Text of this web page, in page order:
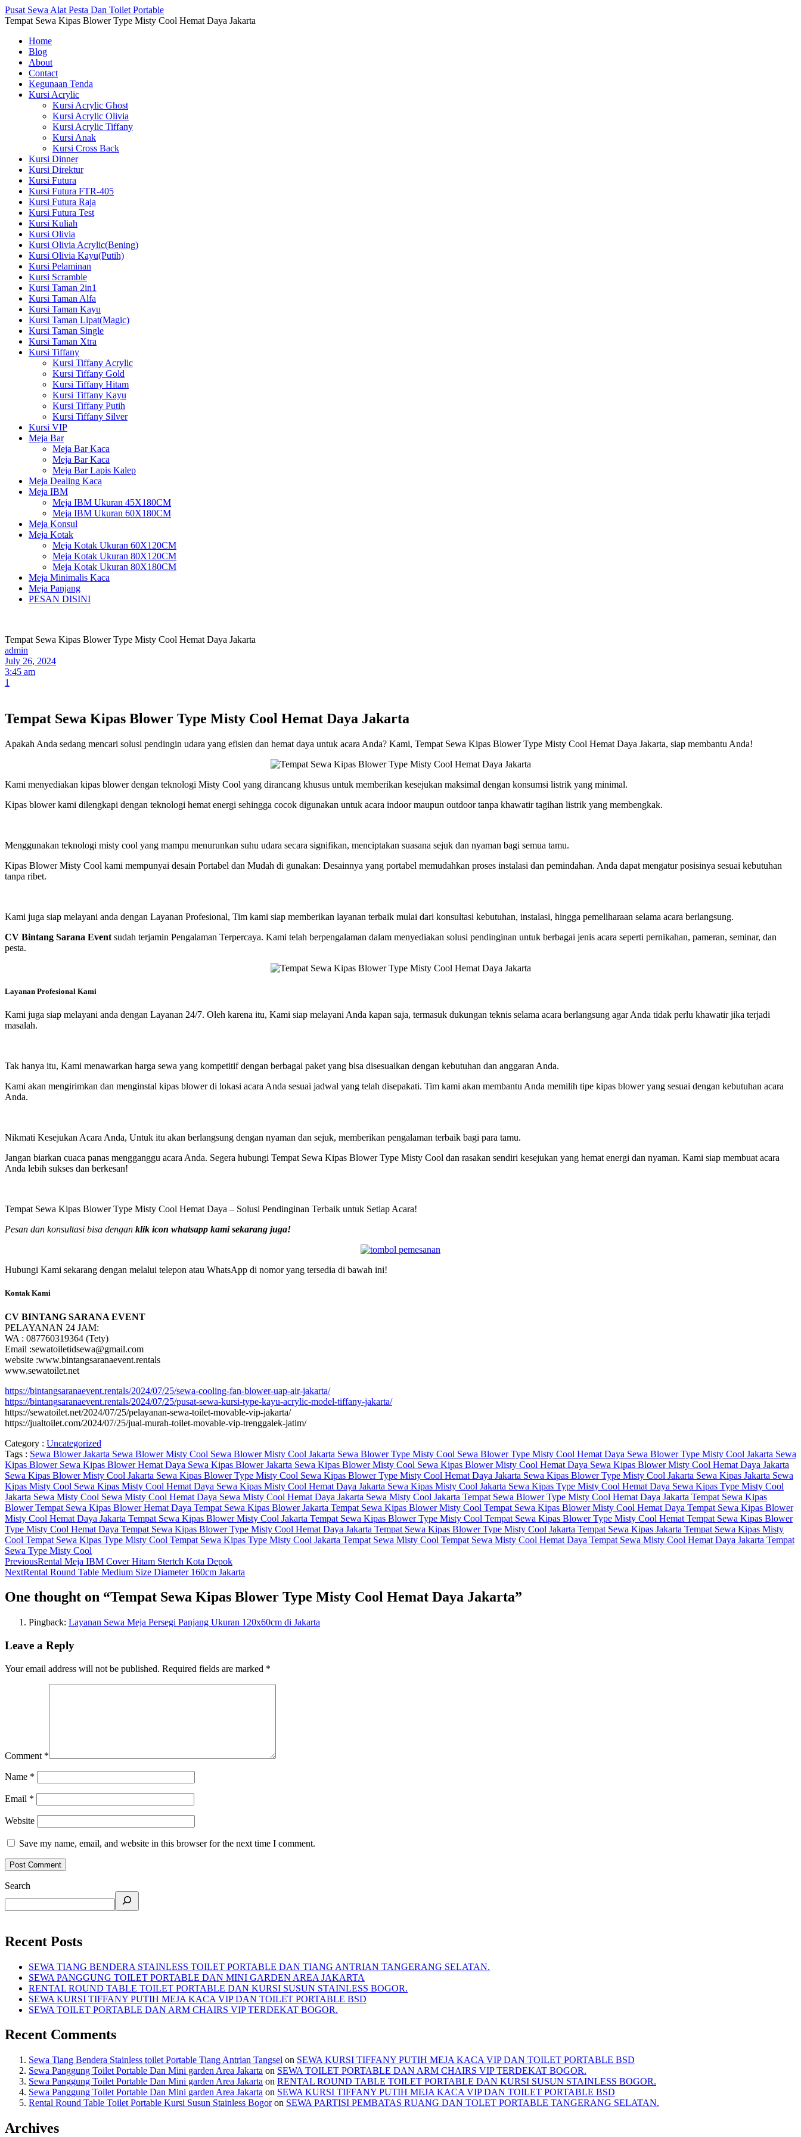
Pusat Sewa Alat Pesta Dan Toilet Portable
Tempat Sewa Kipas Blower Type Misty Cool Hemat Daya Jakarta
Home
Blog
About
Contact
Kegunaan Tenda
Kursi Acrylic
Kursi Acrylic Ghost
Kursi Acrylic Olivia
Kursi Acrylic Tiffany
Kursi Anak
Kursi Cross Back
Kursi Dinner
Kursi Direktur
Kursi Futura
Kursi Futura FTR-405
Kursi Futura Raja
Kursi Futura Test
Kursi Kuliah
Kursi Olivia
Kursi Olivia Acrylic(Bening)
Kursi Olivia Kayu(Putih)
Kursi Pelaminan
Kursi Scramble
Kursi Taman 2in1
Kursi Taman Alfa
Kursi Taman Kayu
Kursi Taman Lipat(Magic)
Kursi Taman Single
Kursi Taman Xtra
Kursi Tiffany
Kursi Tiffany Acrylic
Kursi Tiffany Gold
Kursi Tiffany Hitam
Kursi Tiffany Kayu
Kursi Tiffany Putih
Kursi Tiffany Silver
Kursi VIP
Meja Bar
Meja Bar Kaca
Meja Bar Kaca
Meja Bar Lapis Kalep
Meja Dealing Kaca
Meja IBM
Meja IBM Ukuran 45X180CM
Meja IBM Ukuran 60X180CM
Meja Konsul
Meja Kotak
Meja Kotak Ukuran 60X120CM
Meja Kotak Ukuran 80X120CM
Meja Kotak Ukuran 80X180CM
Meja Minimalis Kaca
Meja Panjang
PESAN DISINI
Tempat Sewa Kipas Blower Type Misty Cool Hemat Daya Jakarta
admin
July 26, 2024
3:45 am
1
Tempat Sewa Kipas Blower Type Misty Cool Hemat Daya Jakarta
Apakah Anda sedang mencari solusi pendingin udara yang efisien dan hemat daya untuk acara Anda? Kami, Tempat Sewa Kipas Blower Type Misty Cool Hemat Daya Jakarta, siap membantu Anda!
Kami menyediakan kipas blower dengan teknologi Misty Cool yang dirancang khusus untuk memberikan kesejukan maksimal dengan konsumsi listrik yang minimal.
Kipas blower kami dilengkapi dengan teknologi hemat energi sehingga cocok digunakan untuk acara indoor maupun outdoor tanpa khawatir tagihan listrik yang membengkak.
Menggunakan teknologi misty cool yang mampu menurunkan suhu udara secara signifikan, menciptakan suasana sejuk dan nyaman bagi semua tamu.
Kipas Blower Misty Cool kami mempunyai desain Portabel dan Mudah di gunakan: Desainnya yang portabel memudahkan proses instalasi dan pemindahan. Anda dapat mengatur posisinya sesuai kebutuhan
tanpa ribet.
Kami juga siap melayani anda dengan Layanan Profesional, Tim kami siap memberikan layanan terbaik mulai dari konsultasi kebutuhan, instalasi, hingga pemeliharaan selama acara berlangsung.
CV Bintang Sarana Event sudah terjamin Pengalaman Terpercaya. Kami telah berpengalaman dalam menyediakan solusi pendinginan untuk berbagai jenis acara seperti pernikahan, pameran, seminar, dan
pesta.
Layanan Profesional Kami
Kami juga siap melayani anda dengan Layanan 24/7. Oleh karena itu, Kami siap melayani Anda kapan saja, termasuk dukungan teknis selama acara berlangsung agar Anda tidak perlu khawatir jika terjadi
masalah.
Tak hanya itu, Kami menawarkan harga sewa yang kompetitif dengan berbagai paket yang bisa disesuaikan dengan kebutuhan dan anggaran Anda.
Kami akan mengirimkan dan menginstal kipas blower di lokasi acara Anda sesuai jadwal yang telah disepakati. Tim kami akan membantu Anda memilih tipe kipas blower yang sesuai dengan kebutuhan acara
Anda.
Nikmati Kesejukan Acara Anda, Untuk itu akan berlangsung dengan nyaman dan sejuk, memberikan pengalaman terbaik bagi para tamu.
Jangan biarkan cuaca panas mengganggu acara Anda. Segera hubungi Tempat Sewa Kipas Blower Type Misty Cool dan rasakan sendiri kesejukan yang hemat energi dan nyaman. Kami siap membuat acara
Anda lebih sukses dan berkesan!
Tempat Sewa Kipas Blower Type Misty Cool Hemat Daya – Solusi Pendinginan Terbaik untuk Setiap Acara!
Pesan dan konsultasi bisa dengan klik icon whatsapp kami sekarang juga!
Hubungi Kami sekarang dengan melalui telepon atau WhatsApp di nomor yang tersedia di bawah ini!
Kontak Kami
CV BINTANG SARANA EVENT
PELAYANAN 24 JAM:
WA : 087760319364 (Tety)
Email :sewatoiletidsewa@gmail.com
website :www.bintangsaranaevent.rentals
www.sewatoilet.net
https://bintangsaranaevent.rentals/2024/07/25/sewa-cooling-fan-blower-uap-air-jakarta/
https://bintangsaranaevent.rentals/2024/07/25/pusat-sewa-kursi-type-kayu-acrylic-model-tiffany-jakarta/
https://sewatoilet.net/2024/07/25/pelayanan-sewa-toilet-movable-vip-jakarta/
https://jualtoilet.com/2024/07/25/jual-murah-toilet-movable-vip-trenggalek-jatim/
Category : Uncategorized
Tags : Sewa Blower Jakarta Sewa Blower Misty Cool Sewa Blower Misty Cool Jakarta Sewa Blower Type Misty Cool Sewa Blower Type Misty Cool Hemat Daya Sewa Blower Type Misty Cool Jakarta Sewa
Kipas Blower Sewa Kipas Blower Hemat Daya Sewa Kipas Blower Jakarta Sewa Kipas Blower Misty Cool Sewa Kipas Blower Misty Cool Hemat Daya Sewa Kipas Blower Misty Cool Hemat Daya Jakarta
Sewa Kipas Blower Misty Cool Jakarta Sewa Kipas Blower Type Misty Cool Sewa Kipas Blower Type Misty Cool Hemat Daya Jakarta Sewa Kipas Blower Type Misty Cool Jakarta Sewa Kipas Jakarta Sewa
Kipas Misty Cool Sewa Kipas Misty Cool Hemat Daya Sewa Kipas Misty Cool Hemat Daya Jakarta Sewa Kipas Misty Cool Jakarta Sewa Kipas Type Misty Cool Hemat Daya Sewa Kipas Type Misty Cool
Jakarta Sewa Misty Cool Sewa Misty Cool Hemat Daya Sewa Misty Cool Hemat Daya Jakarta Sewa Misty Cool Jakarta Tempat Sewa Blower Type Misty Cool Hemat Daya Jakarta Tempat Sewa Kipas
BlowerTempat Sewa Kipas Blower Hemat Daya Tempat Sewa Kipas Blower Jakarta Tempat Sewa Kipas Blower Misty Cool Tempat Sewa Kipas Blower Misty Cool Hemat Daya Tempat Sewa Kipas Blower
Misty Cool Hemat Daya Jakarta Tempat Sewa Kipas Blower Misty Cool Jakarta Tempat Sewa Kipas Blower Type Misty Cool Tempat Sewa Kipas Blower Type Misty Cool Hemat Tempat Sewa Kipas Blower
Type Misty Cool Hemat Daya Tempat Sewa Kipas Blower Type Misty Cool Hemat Daya Jakarta Tempat Sewa Kipas Blower Type Misty Cool Jakarta Tempat Sewa Kipas Jakarta Tempat Sewa Kipas Misty
Cool Tempat Sewa Kipas Type Misty Cool Tempat Sewa Kipas Type Misty Cool Jakarta Tempat Sewa Misty Cool Tempat Sewa Misty Cool Hemat Daya Tempat Sewa Misty Cool Hemat Daya Jakarta Tempat
Sewa Type Misty Cool
PreviousRental Meja IBM Cover Hitam Stertch Kota Depok
NextRental Round Table Medium Size Diameter 160cm Jakarta
One thought on “Tempat Sewa Kipas Blower Type Misty Cool Hemat Daya Jakarta”
Pingback: Layanan Sewa Meja Persegi Panjang Ukuran 120x60cm di Jakarta
Leave a Reply
Your email address will not be published. Required fields are marked *
Comment *
Name *
Email *
Website
Save my name, email, and website in this browser for the next time I comment.
Search
Recent Posts
SEWA TIANG BENDERA STAINLESS TOILET PORTABLE DAN TIANG ANTRIAN TANGERANG SELATAN.
SEWA PANGGUNG TOILET PORTABLE DAN MINI GARDEN AREA JAKARTA
RENTAL ROUND TABLE TOILET PORTABLE DAN KURSI SUSUN STAINLESS BOGOR.
SEWA KURSI TIFFANY PUTIH MEJA KACA VIP DAN TOILET PORTABLE BSD
SEWA TOILET PORTABLE DAN ARM CHAIRS VIP TERDEKAT BOGOR.
Recent Comments
Sewa Tiang Bendera Stainless toilet Portable Tiang Antrian Tangsel on SEWA KURSI TIFFANY PUTIH MEJA KACA VIP DAN TOILET PORTABLE BSD
Sewa Panggung Toilet Portable Dan Mini garden Area Jakarta on SEWA TOILET PORTABLE DAN ARM CHAIRS VIP TERDEKAT BOGOR.
Sewa Panggung Toilet Portable Dan Mini garden Area Jakarta on RENTAL ROUND TABLE TOILET PORTABLE DAN KURSI SUSUN STAINLESS BOGOR.
Sewa Panggung Toilet Portable Dan Mini garden Area Jakarta on SEWA KURSI TIFFANY PUTIH MEJA KACA VIP DAN TOILET PORTABLE BSD
Rental Round Table Toilet Portable Kursi Susun Stainless Bogoron SEWA PARTISI PEMBATAS RUANG DAN TOLET PORTABLE TANGERANG SELATAN.
Archives